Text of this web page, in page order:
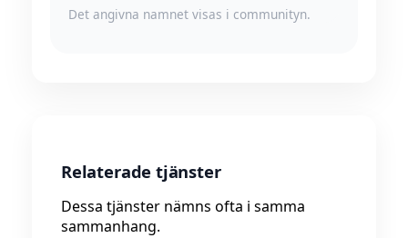
Det angivna namnet visas i communityn.
Relaterade tjänster
Dessa tjänster nämns ofta i samma
sammanhang.